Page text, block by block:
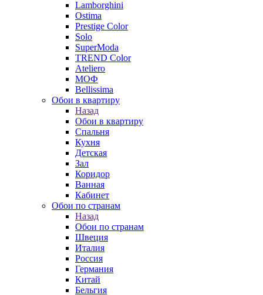
Lamborghini
Ostima
Prestige Color
Solo
SuperModa
TREND Color
Ateliero
МОФ
Bellissima
Обои в квартиру
Назад
Обои в квартиру
Спальня
Кухня
Детская
Зал
Коридор
Ванная
Кабинет
Обои по странам
Назад
Обои по странам
Швеция
Италия
Россия
Германия
Китай
Бельгия